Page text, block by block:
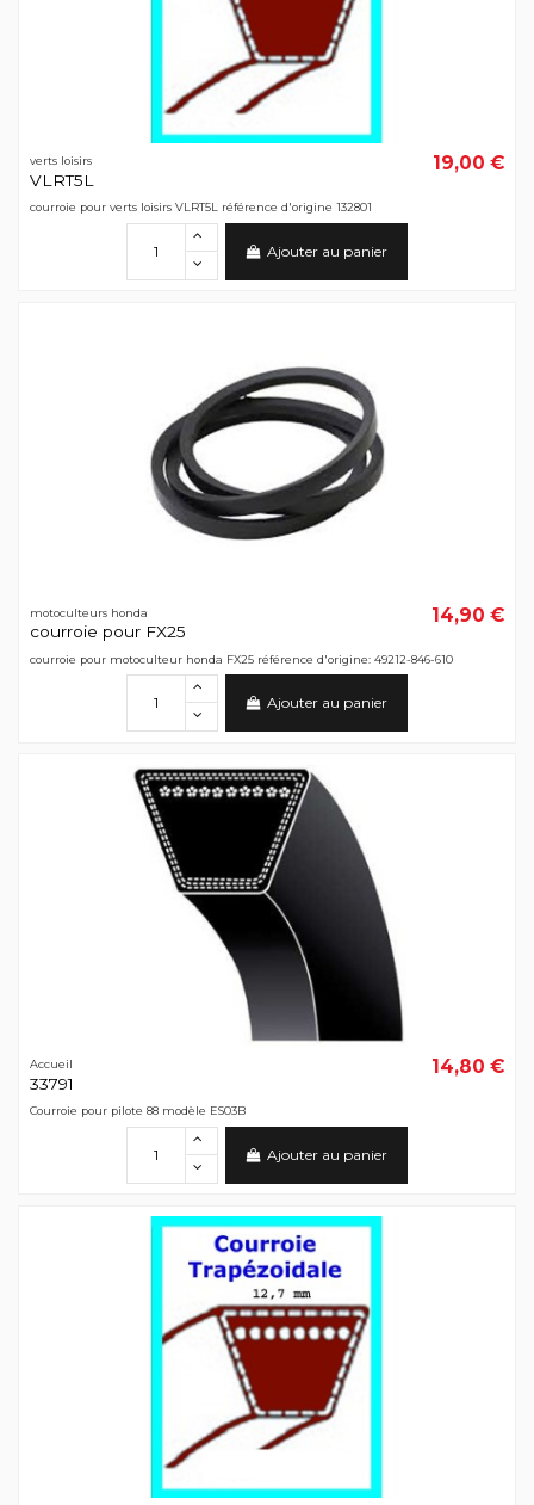
verts loisirs
VLRT5L
19,00 €
courroie pour verts loisirs VLRT5L référence d'origine 132801
Ajouter au panier
motoculteurs honda
courroie pour FX25
14,90 €
courroie pour motoculteur honda FX25 référence d'origine: 49212-846-610
Ajouter au panier
Accueil
33791
14,80 €
Courroie pour pilote 88 modèle ES03B
Ajouter au panier